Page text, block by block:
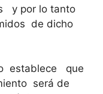
y por lo tanto
de dicho
establece que
será de